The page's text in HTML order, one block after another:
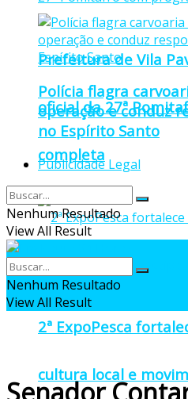
Prefeitura de Vila
oficial da 27ª
completa
2ª ExpoPesca
cultura local e
Polícia flagra
operação e conduz
no Espírito Santo
Publicidade Legal
Nenhum Resultado
View All Result
Nenhum Resultado
View All Result